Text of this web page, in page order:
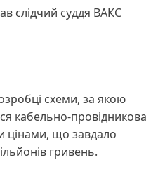
слідчий суддя ВАКС
схеми, за якою
кабельно-провідникова
цінами, що завдало
гривень.